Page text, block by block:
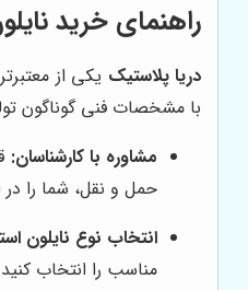
راهنمای خرید
دریا پلاستیک یکی از
با مشخصات فنی گوناگون
مشاوره با کارشناسان:
حمل و نقل، شما را
انتخاب نوع نایلون
مناسب را انتخاب